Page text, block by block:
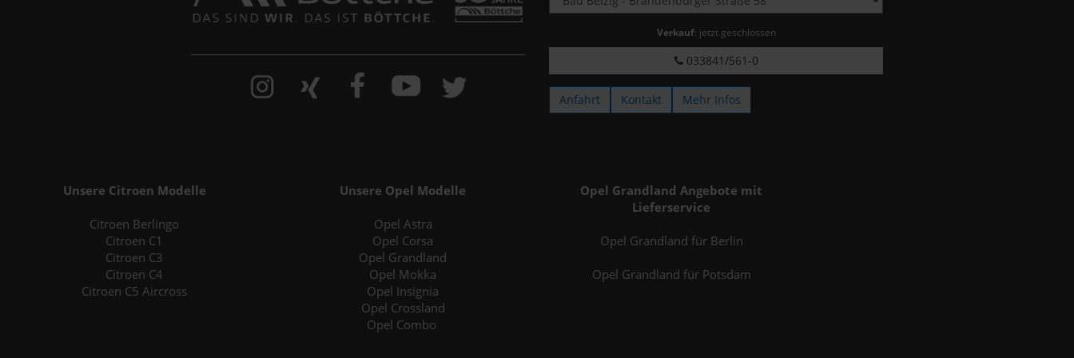
Verkauf: jetzt geschlossen
033841/561-0
Anfahrt Kontakt Mehr Infos
Unsere Citroen Modelle
Citroen Berlingo
Citroen C1
Citroen C3
Citroen C4
Citroen C5 Aircross
Unsere Opel Modelle
Opel Astra
Opel Corsa
Opel Grandland
Opel Mokka
Opel Insignia
Opel Crossland
Opel Combo
Opel Grandland Angebote mit
Lieferservice
Opel Grandland für Berlin
Opel Grandland für Potsdam